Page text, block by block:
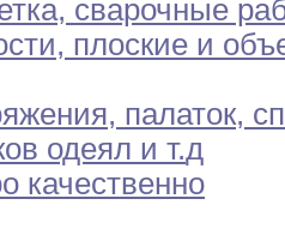
, сварочные
, плоские и
, палаток,
одеял и т.д
качественно